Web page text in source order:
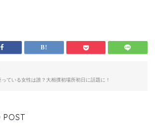
ている女性は誰？大相撲初場所初日に話題に！
POST